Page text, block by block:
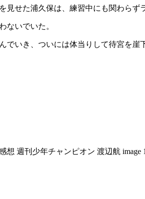
せた浦久保は、練習中にも関わらず
ないでいた。
いき、ついには体当りして待宮を崖